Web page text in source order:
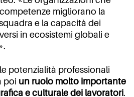
migliorano la
e la capacità dei
in ecosistemi globali e
potenzialità professionali
poi un ruolo molto importante
e culturale dei lavoratori.